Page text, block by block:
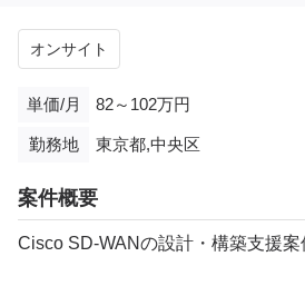
オンサイト
単価/月 82～102万円
勤務地 東京都,中央区
案件概要
Cisco SD-WANの設計・構築支援案